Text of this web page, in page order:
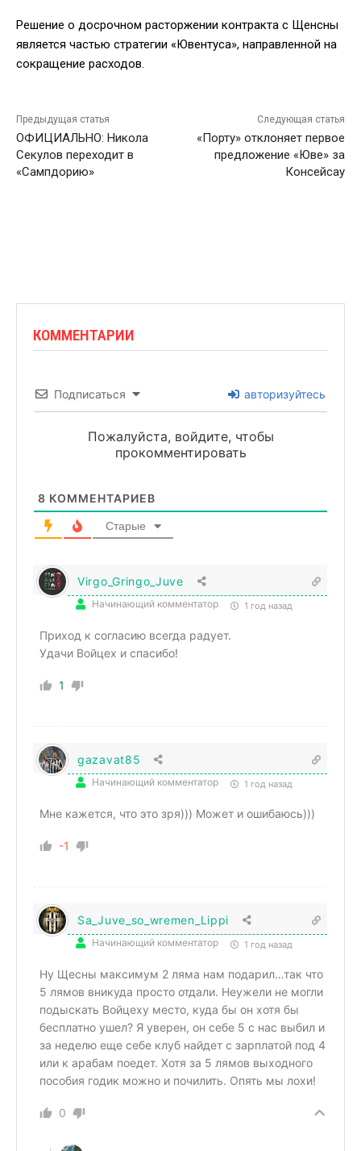
Решение о досрочном расторжении контракта с Щенсны
является частью стратегии «Ювентуса», направленной на
сокращение расходов.
Предыдущая статья
ОФИЦИАЛЬНО: Никола
Секулов переходит в
«Сампдорию»
Следующая статья
«Порту» отклоняет первое
предложение «Юве» за
Консейсау
КОММЕНТАРИИ
Подписаться авторизуйтесь
Пожалуйста, войдите, чтобы
прокомментировать
8 КОММЕНТАРИЕВ
Старые
Virgo_Gringo_Juve
Начинающий комментатор 1 год назад
Приход к согласию всегда радует.
Удачи Войцех и спасибо!
1
gazavat85
Начинающий комментатор 1 год назад
Мне кажется, что это зря))) Может и ошибаюсь)))
-1
Sa_Juve_so_wremen_Lippi
Начинающий комментатор 1 год назад
Ну Щесны максимум 2 ляма нам подарил…так что
5 лямов вникуда просто отдали. Неужели не могли
подыскать Войцеху место, куда бы он хотя бы
бесплатно ушел? Я уверен, он себе 5 с нас выбил и
за неделю еще себе клуб найдет с зарплатой под 4
или к арабам поедет. Хотя за 5 лямов выходного
пособия годик можно и почилить. Опять мы лохи!
0